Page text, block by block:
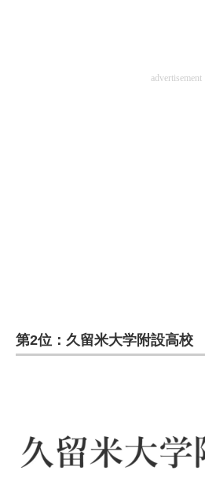
エレクトロニクス専門サイト
建設×テクノロジーの最前線
advertisement
第2位：久留米大学附設高校